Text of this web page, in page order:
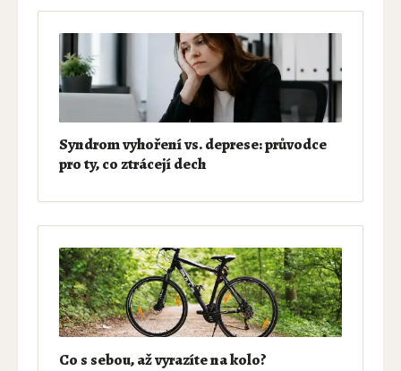
Syndrom vyhoření vs. deprese: průvodce
pro ty, co ztrácejí dech
Co s sebou, až vyrazíte na kolo?